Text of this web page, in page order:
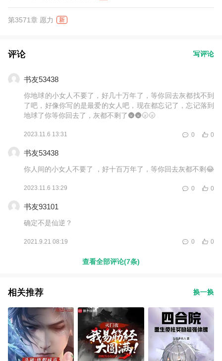
第3571章 愿力 新
评论 写评论
书友53438
你地球的小女人不要了，好几十万年了，等你回去灰都找不到
了吧，好像你写的是最爱的女人吧，现在都忘记了，忘记落到
地球了你等你回去了，灰都不剩了🌚🌚🌝🌝
2023.11.6 13:31 0
0
书友53438
你人间的小女人不要了 ，好十百万年了，等你回去灰都不剩😂
2023.11.6 13:29 0
0
书友93101
确定不是仙逆？
2021.9.21 08:19 0
0
查看全部评论(7条)
相关推荐 换一换